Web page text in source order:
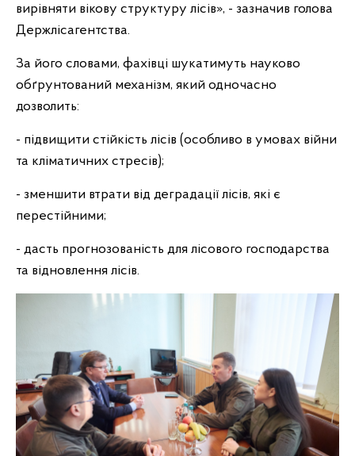
вирівняти вікову структуру лісів», - зазначив голова
Держлісагентства.
За його словами, фахівці шукатимуть науково
обґрунтований механізм, який одночасно
дозволить:
- підвищити стійкість лісів (особливо в умовах війни
та кліматичних стресів);
- зменшити втрати від деградації лісів, які є
перестійними;
- дасть прогнозованість для лісового господарства
та відновлення лісів.